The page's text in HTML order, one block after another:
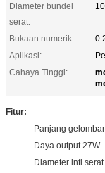
Diameter bundel
serat:
Bukaan numerik:
Aplikasi:
Cahaya Tinggi:
Fitur:
Panjang
Daya output 27W
Diameter inti